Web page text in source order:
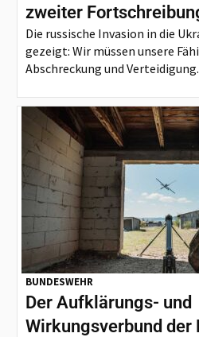
zweiter
Die russische Invasion in die
gezeigt: Wir müssen unsere
Abschreckung und
BUNDESWEHR
Der Aufklärungs- und
Wirkungsverbund der